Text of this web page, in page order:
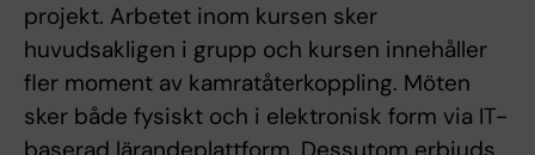
projekt. Arbetet inom kursen sker
huvudsakligen i grupp och kursen innehåller
fler moment av kamratåterkoppling. Möten
sker både fysiskt och i elektronisk form via IT-